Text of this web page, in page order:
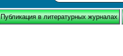
Публикация в литературных журналах